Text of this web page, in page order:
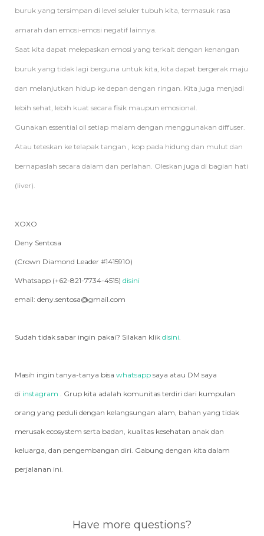
buruk yang tersimpan di level seluler tubuh kita, termasuk rasa
amarah dan emosi-emosi negatif lainnya.
Saat kita dapat melepaskan emosi yang terkait dengan kenangan
buruk yang tidak lagi berguna untuk kita, kita dapat bergerak maju
dan melanjutkan hidup ke depan dengan ringan. Kita juga menjadi
lebih sehat, lebih kuat secara fisik maupun emosional.
Gunakan essential oil setiap malam dengan menggunakan diffuser.
Atau teteskan ke telapak tangan , kop pada hidung dan mulut dan
bernapaslah secara dalam dan perlahan. Oleskan juga di bagian hati
(liver).
XOXO
Deny Sentosa
(Crown Diamond Leader #1415910)
Whatsapp (+62-821-7734-4515) disini
email: deny.sentosa@gmail.com
Sudah tidak sabar ingin pakai? Silakan klik disini.
Masih ingin tanya-tanya bisa whatsapp saya atau DM saya
di instagram . Grup kita adalah komunitas terdiri dari kumpulan
orang yang peduli dengan kelangsungan alam, bahan yang tidak
merusak ecosystem serta badan, kualitas kesehatan anak dan
keluarga, dan pengembangan diri. Gabung dengan kita dalam
perjalanan ini.
Have more questions?